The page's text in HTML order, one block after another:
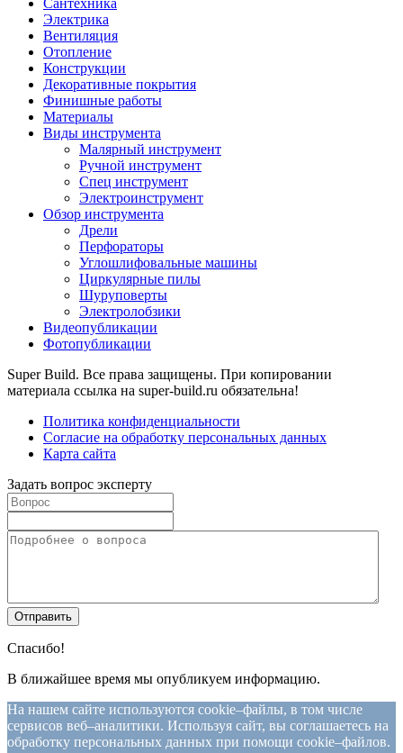
Сантехника
Электрика
Вентиляция
Отопление
Конструкции
Декоративные покрытия
Финишные работы
Материалы
Виды инструмента
Малярный инструмент
Ручной инструмент
Спец инструмент
Электроинструмент
Обзор инструмента
Дрели
Перфораторы
Углошлифовальные машины
Циркулярные пилы
Шуруповерты
Электролобзики
Видеопубликации
Фотопубликации
Super Build. Все права защищены. При копировании
материала ссылка на super-build.ru обязательна!
Политика конфиденциальности
Согласие на обработку персональных данных
Карта сайта
Задать вопрос эксперту
Спасибо!
В ближайшее время мы опубликуем информацию.
На нашем сайте используются cookie–файлы, в том числе
сервисов веб–аналитики. Используя сайт, вы соглашаетесь на
обработку персональных данных при помощи cookie–файлов.